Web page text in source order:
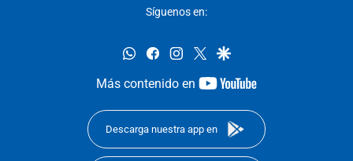
Síguenos en:
whatsappfacebookinstagram
twittergoogle
Más contenido en
youtube-
Descarga nuestra app en